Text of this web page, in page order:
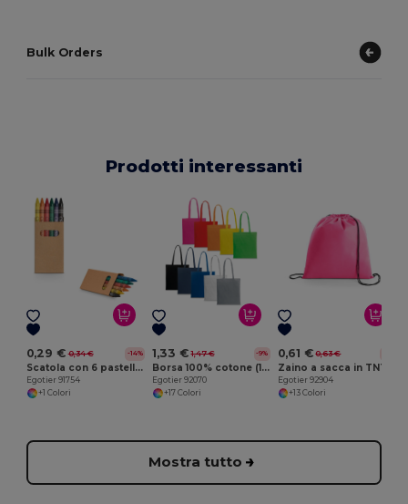
Bulk Orders
Prodotti interessanti
0,29 € 0,34 € -14%
Scatola con 6 pastelli a cera
Egotier 91754
+1 Colori
1,33 € 1,47 € -9%
Borsa 100% cotone (140 g/m²)
Egotier 92070
+17 Colori
0,61 € 0,63 €
Egotier 92904
+13 Colori
Mostra tutto